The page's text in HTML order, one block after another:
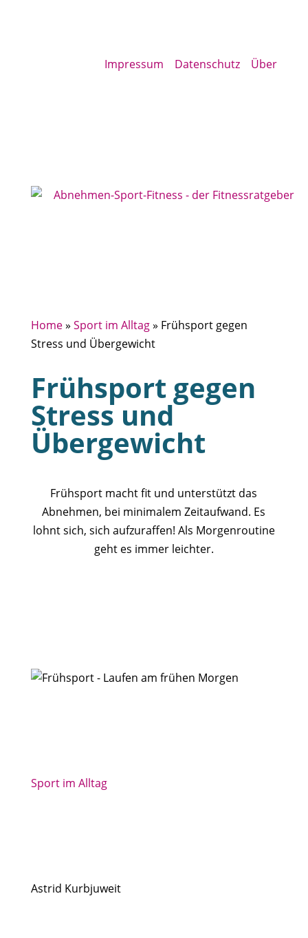
Impressum Datenschutz Über
Home» Sport im Alltag» Frühsport gegen
Stress und Übergewicht
Frühsport gegen
Stress und
Übergewicht
Frühsport macht fit und unterstützt das
Abnehmen, bei minimalem Zeitaufwand. Es
lohnt sich, sich aufzuraffen! Als Morgenroutine
geht es immer leichter.
Sport im Alltag
Astrid Kurbjuweit